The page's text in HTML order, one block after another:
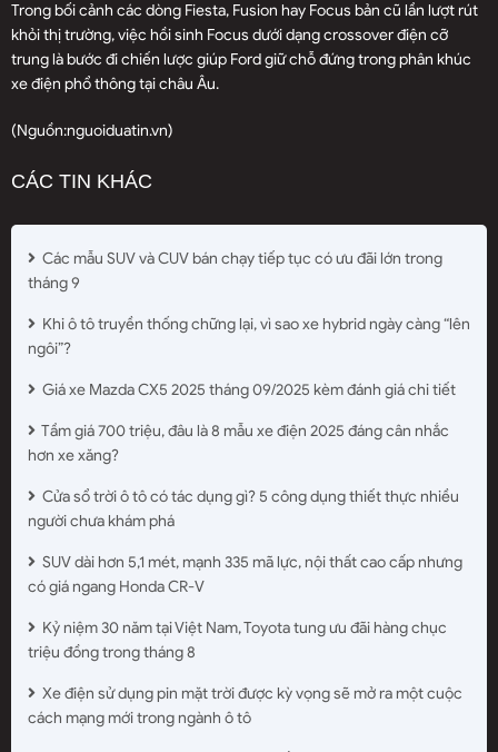
Trong bối cảnh các dòng Fiesta, Fusion hay Focus bản cũ lần lượt rút
khỏi thị trường, việc hồi sinh Focus dưới dạng crossover điện cỡ
trung là bước đi chiến lược giúp Ford giữ chỗ đứng trong phân khúc
xe điện phổ thông tại châu Âu.
(Nguồn:nguoiduatin.vn)
CÁC TIN KHÁC
Các mẫu SUV và CUV bán chạy tiếp tục có ưu đãi lớn trong
tháng 9
Khi ô tô truyền thống chững lại, vì sao xe hybrid ngày càng “lên
ngôi”?
Giá xe Mazda CX5 2025 tháng 09/2025 kèm đánh giá chi tiết
Tầm giá 700 triệu, đâu là 8 mẫu xe điện 2025 đáng cân nhắc
hơn xe xăng?
Cửa sổ trời ô tô có tác dụng gì? 5 công dụng thiết thực nhiều
người chưa khám phá
SUV dài hơn 5,1 mét, mạnh 335 mã lực, nội thất cao cấp nhưng
có giá ngang Honda CR-V
Kỷ niệm 30 năm tại Việt Nam, Toyota tung ưu đãi hàng chục
triệu đồng trong tháng 8
Xe điện sử dụng pin mặt trời được kỳ vọng sẽ mở ra một cuộc
cách mạng mới trong ngành ô tô